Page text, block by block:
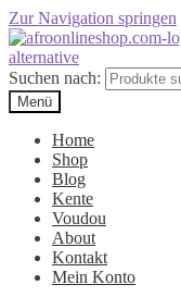
Zur Navigation springen
Suchen nach:
Menü
Home
Shop
Blog
Kente
Voudou
About
Kontakt
Mein Konto